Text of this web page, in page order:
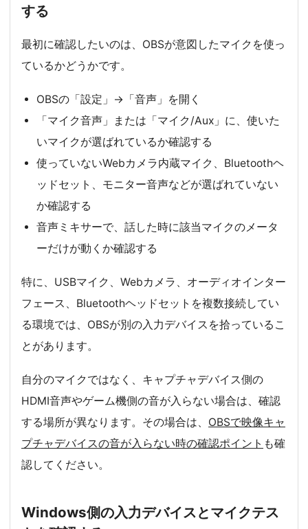
する
最初に確認したいのは、OBSが意図したマイクを使っ
ているかどうかです。
OBSの「設定」→「音声」を開く
「マイク音声」または「マイク/Aux」に、使いた
いマイクが選ばれているか確認する
使っていないWebカメラ内蔵マイク、Bluetoothヘ
ッドセット、モニター音声などが選ばれていない
か確認する
音声ミキサーで、話した時に該当マイクのメータ
ーだけが動くか確認する
特に、USBマイク、Webカメラ、オーディオインター
フェース、Bluetoothヘッドセットを複数接続してい
る環境では、OBSが別の入力デバイスを拾っているこ
とがあります。
自分のマイクではなく、キャプチャデバイス側の
HDMI音声やゲーム機側の音が入らない場合は、確認
する場所が異なります。その場合は、 OBSで映像キャ
プチャデバイスの音が入らない時の確認ポイント も確
認してください。
Windows側の入力デバイスとマイクテス